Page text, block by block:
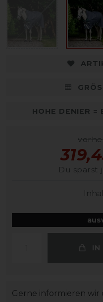
HOHE DENIER =
Du sparst
IN
Gerne informieren wir